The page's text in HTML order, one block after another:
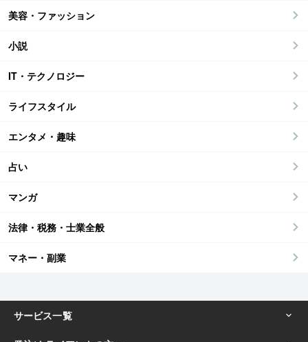
美容・ファッション
小説
IT・テクノロジー
ライフスタイル
エンタメ・趣味
占い
マンガ
法律・税務・士業全般
マネー・副業